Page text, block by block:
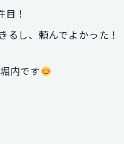
通
通
！
るし、頼んでよかった！
内です